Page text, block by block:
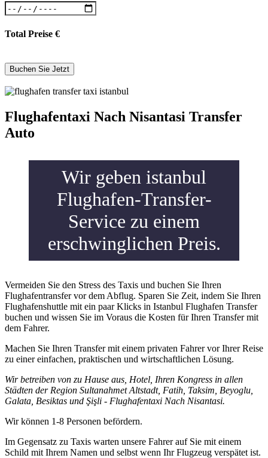
Total Preise €
Flughafentaxi Nach Nisantasi Transfer
Auto
Wir geben istanbul
Flughafen-Transfer-
Service zu einem
erschwinglichen Preis.
Vermeiden Sie den Stress des Taxis und buchen Sie Ihren
Flughafentransfer vor dem Abflug. Sparen Sie Zeit, indem Sie Ihren
Flughafenshuttle mit ein paar Klicks in Istanbul Flughafen Transfer
buchen und wissen Sie im Voraus die Kosten für Ihren Transfer mit
dem Fahrer.
Machen Sie Ihren Transfer mit einem privaten Fahrer vor Ihrer Reise
zu einer einfachen, praktischen und wirtschaftlichen Lösung.
Wir betreiben von zu Hause aus, Hotel, Ihren Kongress in allen
Städten der Region Sultanahmet Altstadt, Fatih, Taksim, Beyoglu,
Galata, Besiktas und Şişli - Flughafentaxi Nach Nisantasi.
Wir können 1-8 Personen befördern.
Im Gegensatz zu Taxis warten unsere Fahrer auf Sie mit einem
Schild mit Ihrem Namen und selbst wenn Ihr Flugzeug verspätet ist.